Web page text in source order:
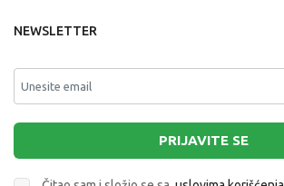
NEWSLETTER
PRIJAVITE SE